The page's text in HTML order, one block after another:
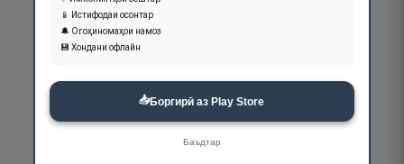
📱 Истифодаи осонтар
🔔 Огоҳиномаҳои намоз
💾 Хондани офлайн
📥Боргирӣ аз Play Store
Баъдтар